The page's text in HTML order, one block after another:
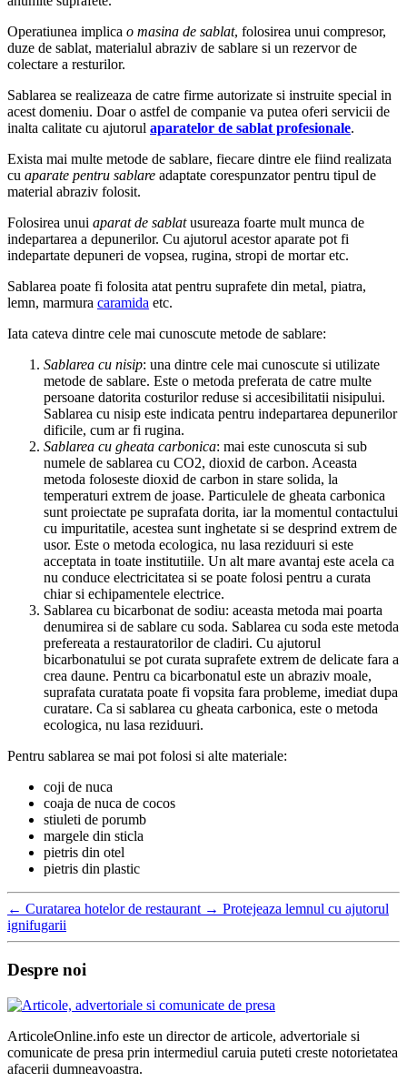
Operatiunea implica o masina de sablat, folosirea unui compresor,
duze de sablat, materialul abraziv de sablare si un rezervor de
colectare a resturilor.
Sablarea se realizeaza de catre firme autorizate si instruite special in
acest domeniu. Doar o astfel de companie va putea oferi servicii de
inalta calitate cu ajutorul aparatelor de sablat profesionale.
Exista mai multe metode de sablare, fiecare dintre ele fiind realizata
cu aparate pentru sablare adaptate corespunzator pentru tipul de
material abraziv folosit.
Folosirea unui aparat de sablatusureaza foarte mult munca de
indepartarea a depunerilor. Cu ajutorul acestor aparate pot fi
indepartate depuneri de vopsea, rugina, stropi de mortar etc.
Sablarea poate fi folosita atat pentru suprafete din metal, piatra,
lemn, marmura caramida etc.
Iata cateva dintre cele mai cunoscute metode de sablare:
Sablarea cu nisip: una dintre cele mai cunoscute si utilizate
metode de sablare. Este o metoda preferata de catre multe
persoane datorita costurilor reduse si accesibilitatii nisipului.
Sablarea cu nisip este indicata pentru indepartarea depunerilor
dificile, cum ar fi rugina.
Sablarea cu gheata carbonica: mai este cunoscuta si sub
numele de sablarea cu CO2, dioxid de carbon. Aceasta
metoda foloseste dioxid de carbon in stare solida, la
temperaturi extrem de joase. Particulele de gheata carbonica
sunt proiectate pe suprafata dorita, iar la momentul contactului
cu impuritatile, acestea sunt inghetate si se desprind extrem de
usor. Este o metoda ecologica, nu lasa reziduuri si este
acceptata in toate institutiile. Un alt mare avantaj este acela ca
nu conduce electricitatea si se poate folosi pentru a curata
chiar si echipamentele electrice.
Sablarea cu bicarbonat de sodiu: aceasta metoda mai poarta
denumirea si de sablare cu soda. Sablarea cu soda este metoda
prefereata a restauratorilor de cladiri. Cu ajutorul
bicarbonatului se pot curata suprafete extrem de delicate fara a
crea daune. Pentru ca bicarbonatul este un abraziv moale,
suprafata curatata poate fi vopsita fara probleme, imediat dupa
curatare. Ca si sablarea cu gheata carbonica, este o metoda
ecologica, nu lasa reziduuri.
Pentru sablarea se mai pot folosi si alte materiale:
coji de nuca
coaja de nuca de cocos
stiuleti de porumb
margele din sticla
pietris din otel
pietris din plastic
← Curatarea hotelor de restaurant → Protejeaza lemnul cu ajutorul
ignifugarii
Despre noi
ArticoleOnline.info este un director de articole, advertoriale si
comunicate de presa prin intermediul caruia puteti creste notorietatea
afacerii dumneavoastra.